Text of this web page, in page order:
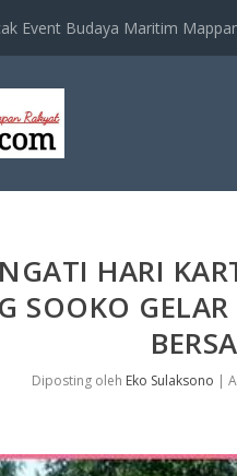
Event Budaya Maritim
HARI
SOOKO
Diposting oleh Eko Sulaksono |